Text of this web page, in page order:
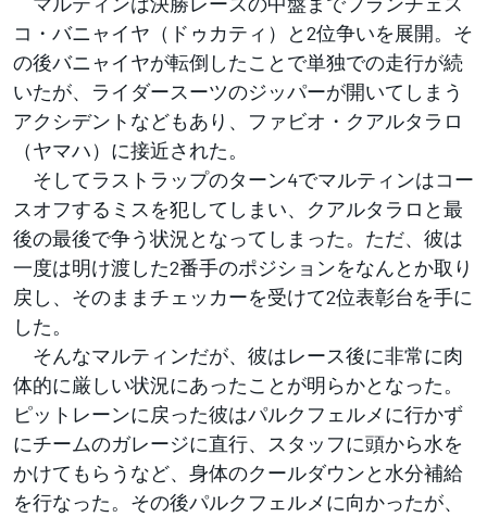
コ・バニャイヤ（ドゥカティ）と2位争いを展開。そ
の後バニャイヤが転倒したことで単独での走行が続
いたが、ライダースーツのジッパーが開いてしまう
アクシデントなどもあり、ファビオ・クアルタラロ
（ヤマハ）に接近された。
そしてラストラップのターン4でマルティンはコー
スオフするミスを犯してしまい、クアルタラロと最
後の最後で争う状況となってしまった。ただ、彼は
一度は明け渡した2番手のポジションをなんとか取り
戻し、そのままチェッカーを受けて2位表彰台を手に
した。
そんなマルティンだが、彼はレース後に非常に肉
体的に厳しい状況にあったことが明らかとなった。
ピットレーンに戻った彼はパルクフェルメに行かず
にチームのガレージに直行、スタッフに頭から水を
かけてもらうなど、身体のクールダウンと水分補給
を行なった。その後パルクフェルメに向かったが、